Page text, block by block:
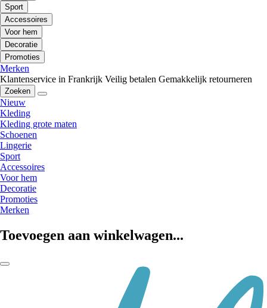
Sport
Accessoires
Voor hem
Decoratie
Promoties
Merken
Klantenservice in Frankrijk Veilig betalen Gemakkelijk retourneren
Zoeken
Nieuw
Kleding
Kleding grote maten
Schoenen
Lingerie
Sport
Accessoires
Voor hem
Decoratie
Promoties
Merken
Toevoegen aan winkelwagen...